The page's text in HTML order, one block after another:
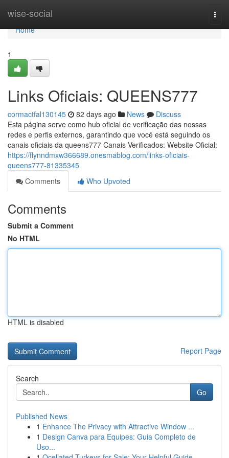
wise-social
Home
Home
1
Links Oficiais: QUEENS777
cormactfal130145 82 days ago News
Discuss
Esta página serve como hub oficial de verificação das nossas
redes e perfis externos, garantindo que você está seguindo os
canais oficiais da queens777 Canais Verificados: Website Oficial:
https://flynndmxw366689.onesmablog.com/links-oficiais-
queens777-81335345
Comments
Who Upvoted
Comments
Submit a Comment
No HTML
HTML is disabled
Report Page
Search
Go
Published News
1 Enhance The Privacy with Attractive Window ...
1 Design Canva para Equipes: Guia Completo de
Uso...